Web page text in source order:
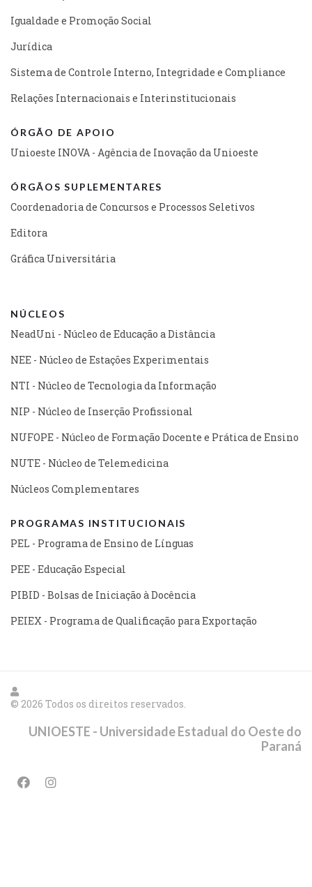
Igualdade e Promoção Social
Jurídica
Sistema de Controle Interno, Integridade e Compliance
Relações Internacionais e Interinstitucionais
ÓRGÃO DE APOIO
Unioeste INOVA - Agência de Inovação da Unioeste
ÓRGÃOS SUPLEMENTARES
Coordenadoria de Concursos e Processos Seletivos
Editora
Gráfica Universitária
NÚCLEOS
NeadUni - Núcleo de Educação a Distância
NEE - Núcleo de Estações Experimentais
NTI - Núcleo de Tecnologia da Informação
NIP - Núcleo de Inserção Profissional
NUFOPE - Núcleo de Formação Docente e Prática de Ensino
NUTE - Núcleo de Telemedicina
Núcleos Complementares
PROGRAMAS INSTITUCIONAIS
PEL - Programa de Ensino de Línguas
PEE - Educação Especial
PIBID - Bolsas de Iniciação à Docência
PEIEX - Programa de Qualificação para Exportação
© 2026 Todos os direitos reservados.
UNIOESTE - Universidade Estadual do Oeste do
Paraná